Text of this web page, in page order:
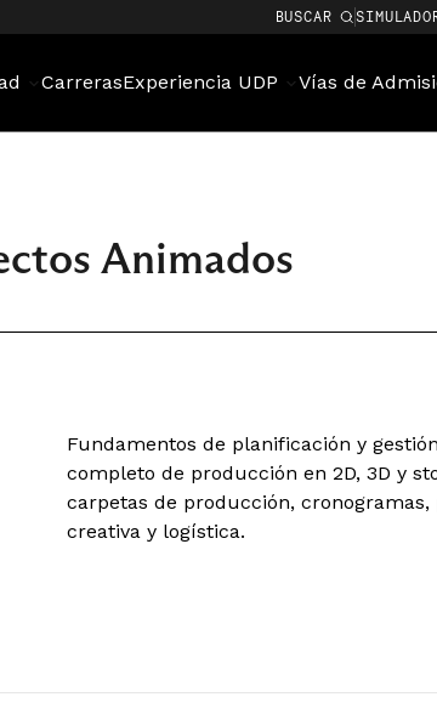
BUSCAR
CarrerasExperiencia UDP Vías de
Animados
Fundamentos de planificación y
completo de producción en 2D, 3D y
carpetas de producción,
creativa y logística.